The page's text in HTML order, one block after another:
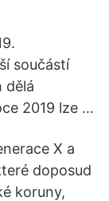
součástí
dělá
2019 lze …
X a
doposud
koruny,